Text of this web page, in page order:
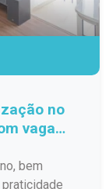
no
vaga
bem